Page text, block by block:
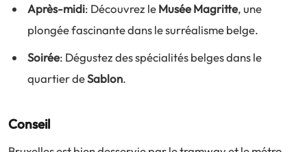
Après-midi: Découvrez leMusée Magritte, une
plongée fascinante dans le surréalisme belge.
Soirée: Dégustez des spécialités belges dans le
quartier deSablon.
Conseil